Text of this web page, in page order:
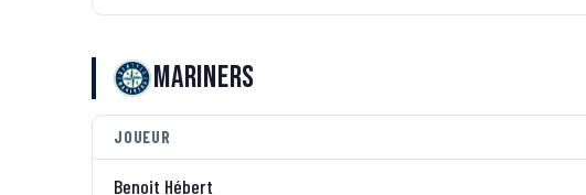
Mariners
JOUEUR
Benoit Hébert